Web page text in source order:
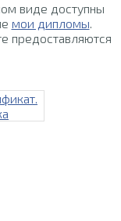
виде доступны
мои дипломы.
предоставляются